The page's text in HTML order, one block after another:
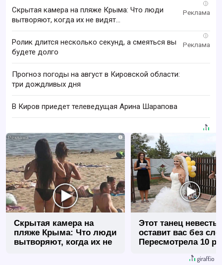
i
Скрытая камера на пляже Крыма: Что люди
вытворяют, когда их не видят...
i
Ролик длится несколько секунд, а смеяться вы
будете долго
Прогноз погоды на август в Кировской области:
три дождливых дня
В Киров приедет телеведущая Арина Шарапова
i
Скрытая камера на
пляже Крыма: Что люди
вытворяют, когда их не
Этот танец невесты
оставит вас без
Пересмотрела 10